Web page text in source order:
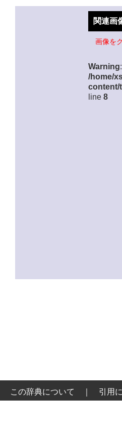
関連画
画像を
Warning
/home/
content/
line 8
この辞典について 引用